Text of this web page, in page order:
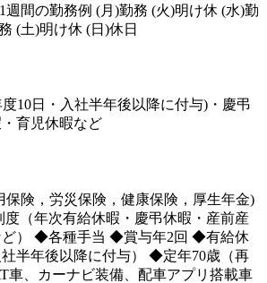
間の勤務例 (月)勤務 (火)明け休 (水)勤
(土)明け休 (日)休日
10日・入社半年後以降に付与)・慶弔
育児休暇など
険，労災保険，健康保険，厚生年金)
（年次有給休暇・慶弔休暇・産前産
ど） ◆各種手当 ◆賞与年2回 ◆有給休
半年後以降に付与） ◆定年70歳（再
車、カーナビ装備、配車アプリ搭載車